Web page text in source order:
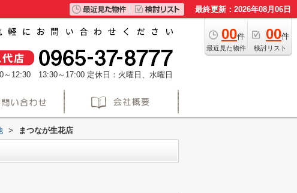
最終更新：2026年08月06日
00件
最近見た物件
00件
検討リスト
～12:30 13:30～17:00 定休日：火曜日、水曜日
> まつなが生花店